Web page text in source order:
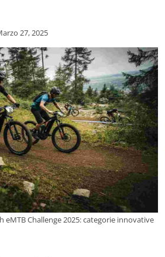
27, 2025
eMTB Challenge 2025: categorie innovative